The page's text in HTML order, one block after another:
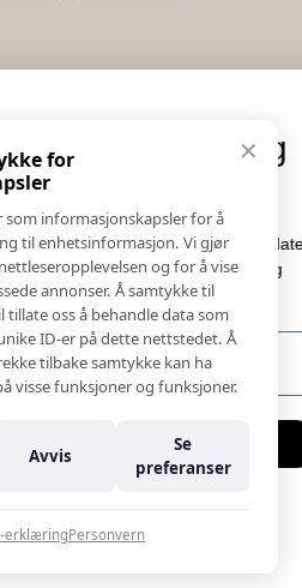
Informasjon
Salgs & Leveringsbetingelser
reklamasjon eller retur
Kontakt Oss
Bildebank
Følg Oss
Prislister
Etiske Retningslinjer
Åpenhetsloven
om kritikkverdige forhold
K18 Kurkalkulator
✕
for
informasjonskapsler for å
til enhetsinformasjon. Vi gjør
og for å vise
annonser. Å samtykke til
tillate oss å behandle data som
ID-er på dette nettstedet. Å
tilbake samtykke kan ha
visse funksjoner og funksjoner.
Avvis
Se
preferanser
erklæringPersonvern
nyheter og
tilbud
og hold deg oppdatert!
i nyheter, kampanjer og
konkurranser.